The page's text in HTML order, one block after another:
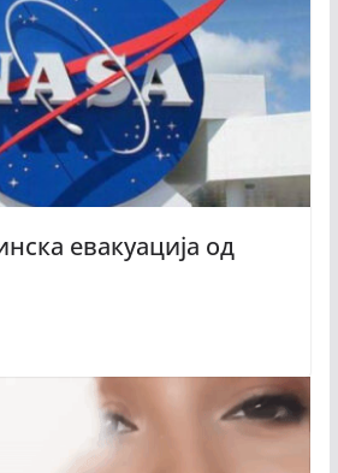
евакуација од